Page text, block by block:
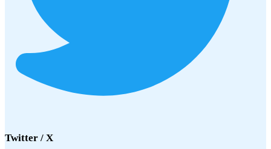
Twitter / X